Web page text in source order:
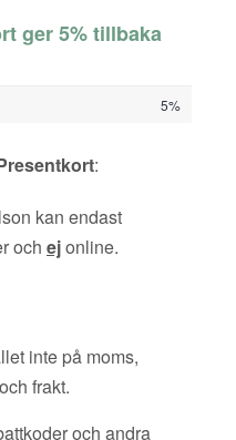
ger 5% tillbaka
5%
:
kan endast
och ejonline.
inte på moms,
frakt.
och andra